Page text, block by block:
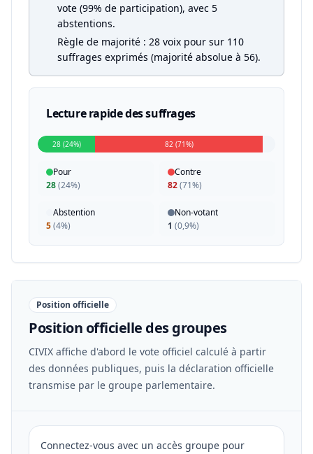
vote (99% de participation), avec 5
abstentions.
Règle de majorité : 28 voix pour sur 110
suffrages exprimés (majorité absolue à 56).
Lecture rapide des suffrages
28 (24%) 82 (71%)
Pour
28(24%)
Contre
82(71%)
Abstention
5(4%)
Non-votant
1 (0,9%)
Position officielle
Position officielle des groupes
CIVIX affiche d'abord le vote officiel calculé à partir
des données publiques, puis la déclaration officielle
transmise par le groupe parlementaire.
Connectez-vous avec un accès groupe pour